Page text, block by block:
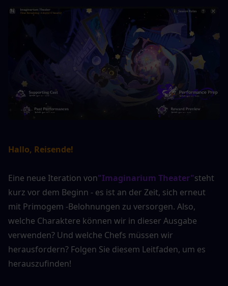
Hallo, Reisende!
Eine neue Iteration von"Imaginarium Theater"steht
kurz vor dem Beginn - es ist an der Zeit, sich erneut
mit Primogem -Belohnungen zu versorgen. Also,
welche Charaktere können wir in dieser Ausgabe
verwenden? Und welche Chefs müssen wir
herausfordern? Folgen Sie diesem Leitfaden, um es
herauszufinden!